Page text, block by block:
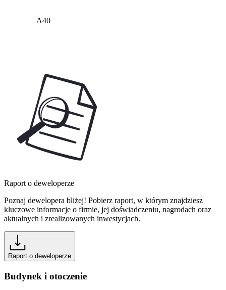
A40
Raport o deweloperze
Poznaj dewelopera bliżej! Pobierz raport, w którym znajdziesz
kluczowe informacje o firmie, jej doświadczeniu, nagrodach oraz
aktualnych i zrealizowanych inwestycjach.
Raport o deweloperze
Budynek i otoczenie